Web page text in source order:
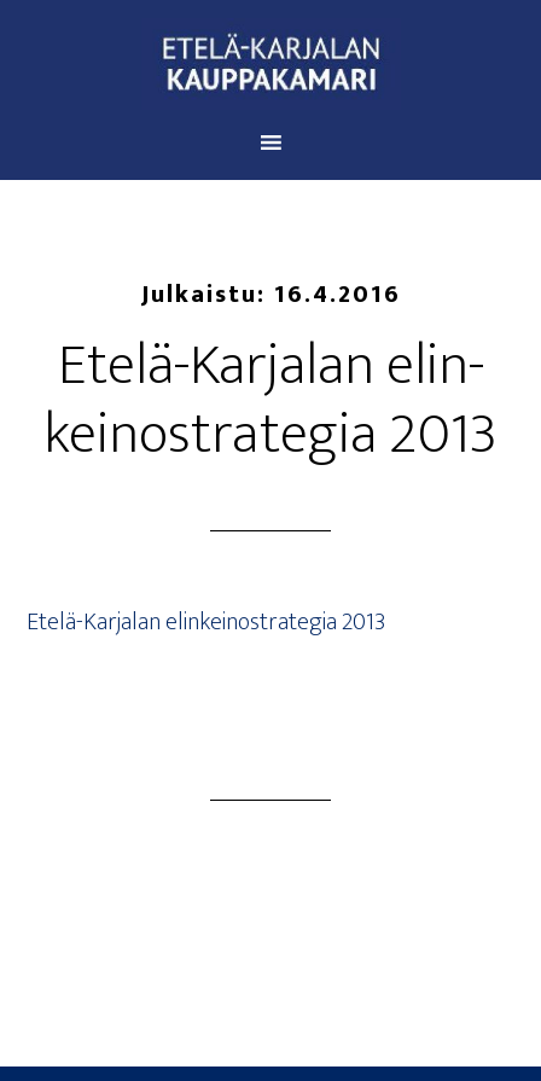
Julkaistu: 16.4.2016
Ete­lä-Kar­ja­lan elin­
kei­no­stra­te­gia 2013
Ete­lä-Kar­ja­lan elin­kei­no­stra­te­gia 2013